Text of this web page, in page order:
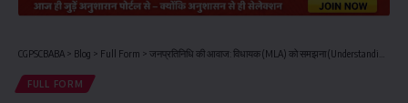
CGPSCBABA > Blog > Full Form > जनप्रतिनिधि की आवाज: विधायक (MLA) को समझना (Understanding MLAs: The Voice of the People)
FULL FORM